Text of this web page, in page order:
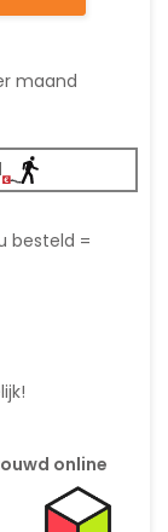
maand
besteld =
online